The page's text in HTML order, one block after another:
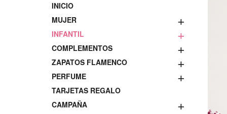
INICIO
+
MUJER
+
INFANTIL
+
COMPLEMENTOS
+
ZAPATOS FLAMENCO
+
PERFUME
TARJETAS REGALO
+
CAMPAÑA